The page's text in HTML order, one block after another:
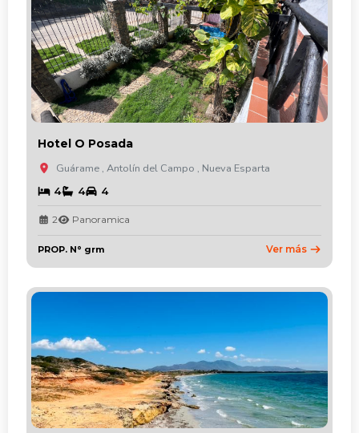
Hotel O Posada
Guárame , Antolín del Campo , Nueva Esparta
4 4 4
2 Panoramica
PROP. N° grm Ver más